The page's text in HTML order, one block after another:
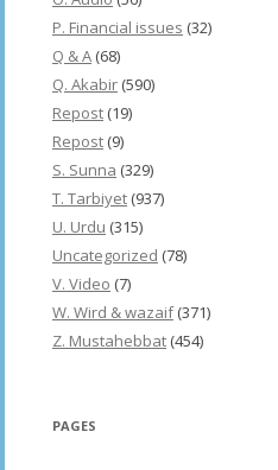
P. Financial issues (32)
Q & A (68)
Q. Akabir (590)
Repost (19)
Repost (9)
S. Sunna (329)
T. Tarbiyet (937)
U. Urdu (315)
Uncategorized (78)
V. Video (7)
W. Wird & wazaif(371)
Z. Mustahebbat (454)
PAGES